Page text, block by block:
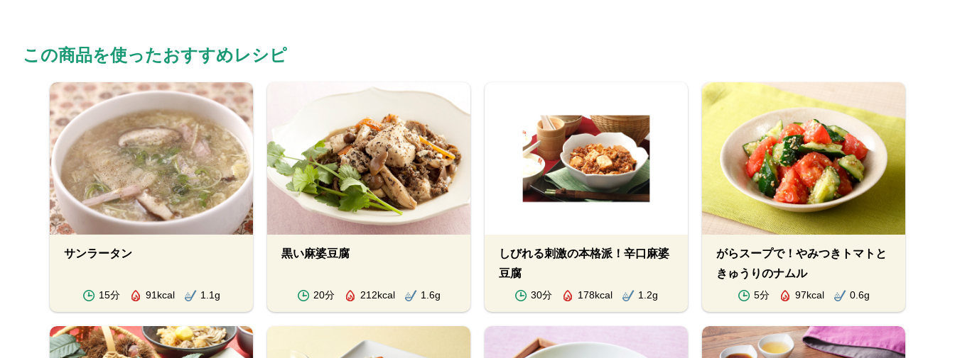
この商品を使ったおすすめレシピ
サンラータン
15分 91kcal 1.1g
黒い麻婆豆腐
20分 212kcal 1.6g
しびれる刺激の本格派！辛口麻婆
豆腐
30分 178kcal 1.2g
がらスープで！やみつきトマトと
きゅうりのナムル
5分 97kcal 0.6g